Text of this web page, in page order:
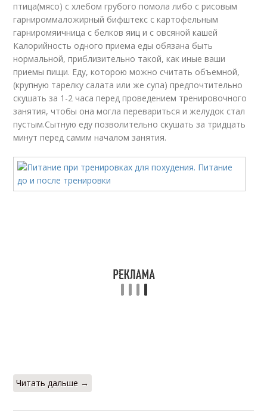
птица(мясо) с хлебом грубого помола либо с рисовым
гарнироммаложирный бифштекс с картофельным
гарниромяичница с белков яиц и с овсяной кашей
Калорийность одного приема еды обязана быть
нормальной, приблизительно такой, как иные ваши
приемы пищи. Еду, которою можно считать объемной,
(крупную тарелку салата или же cупа) предпочтительно
скушать за 1-2 часа перед проведением тренировочного
занятия, чтобы она могла перевариться и желудок стал
пустым.Сытную еду позволительно скушать за тридцать
минут перед самим началом занятия.
Читать дальше →